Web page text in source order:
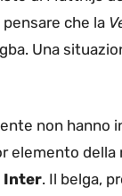
che la
Una
non hanno
elemento della
Inter. Il belga,